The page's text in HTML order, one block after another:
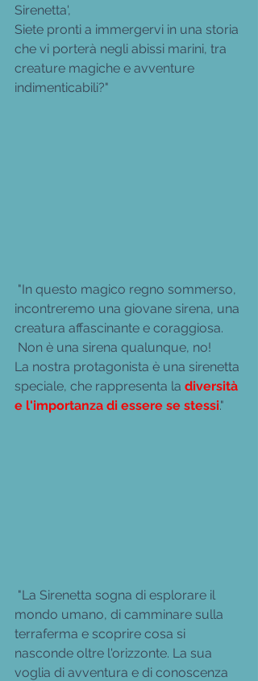
Sirenetta',
Siete pronti a immergervi in una storia
che vi porterà negli abissi marini, tra
creature magiche e avventure
indimenticabili?"
incontreremo una giovane sirena, una
creatura affascinante e coraggiosa.
Non è una sirena qualunque, no!
La nostra protagonista è una sirenetta
speciale, che rappresenta la diversità
e l'importanza di essere se stessi."
mondo umano, di camminare sulla
terraferma e scoprire cosa si
nasconde oltre l'orizzonte. La sua
voglia di avventura e di conoscenza